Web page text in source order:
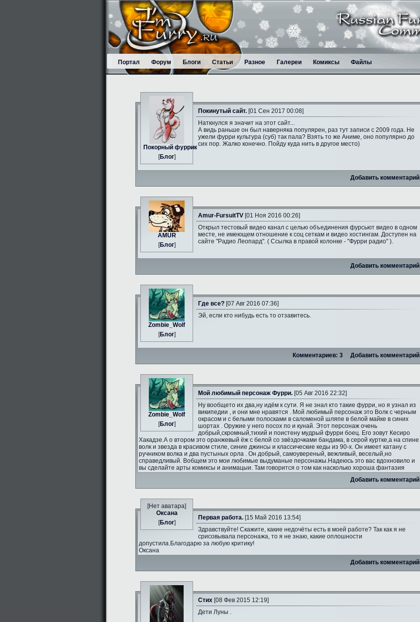
Портал Форум Блоги Статьи Разное Галереи Комиксы Файлы
Пoкорный фуррик
[Блог]
Покинутый сайт. [01 Сен 2017 00:08]
Наткнулся я значит на этот сайт...
А видь раньше он был наверняка популярен, раз тут записи с 2009 года. Не
ужели фурри культура (суб) так пала? Взять то же Аниме, оно популярно до
сих пор. Жалко конечно. Пойду куда нить в другое место)
Добавить комментарий
AMUR
[Блог]
Amur-FursuitTV [01 Ноя 2016 00:26]
Открыл тестовый видео канал с целью объединения фурсьют видео в одном
месте, не имеющем отношение к соц сеткам и видео хостингам. Доступен на
сайте "Радио Леопард". ( Ссылка в правой колонке - "Фурри радио" ).
Добавить комментарий
Zombie_Wolf
[Блог]
Где все? [07 Авг 2016 07:36]
Эй, если кто нибудь есть то отзавитесь.
Комментариев: 3 Добавить комментарий
Zombie_Wolf
[Блог]
Мой любимый персонаж Фурри. [05 Авг 2016 22:32]
Ну вообщето их два,ну идём к сути. Я не знал кто такие фурри, но я узнал из
википедии , и они мне нравятся . Мой любимый персонаж это Волк с черным
окрасом и с белыми полосками в саломеной шляпе в белой майке в синих
шортах . Оружие у него посох по и кунай. Этот персонаж очень
добрый,скромный,тихий и поистену мудрый фурри боец. Его зовут Кесиро
Хакадзе.А о втором это оранжевый ёж с белой со звёздочками бандама, в серой куртке,а на спине
волк и звезда в красивом стиле, синие джинсы и классические кеды из 90-х. Он имеет катану с
ручником волка и два пустыных орла . Он добрый, самоувереный, вежливый, веселый,но
справедливый. Вобщем это мои любимые выдуманые персонажы.Надеюсь это вас вдохновило и
вы сделайте арты комиксы и анимацыи. Там говорится о том как насколько хороша фантазия
Добавить комментарий
[Нет аватара]
Оксана
[Блог]
Первая работа. [15 Май 2016 13:54]
Здравствуйте! Скажите, какие недочёты есть в моей работе? Так как я не
срисовывала персонажа, то я не знаю, какие оплошности
допустила.Благодарю за любую критику!
Оксана
Добавить комментарий
Стих [08 Фев 2015 12:19]
Дети Луны .